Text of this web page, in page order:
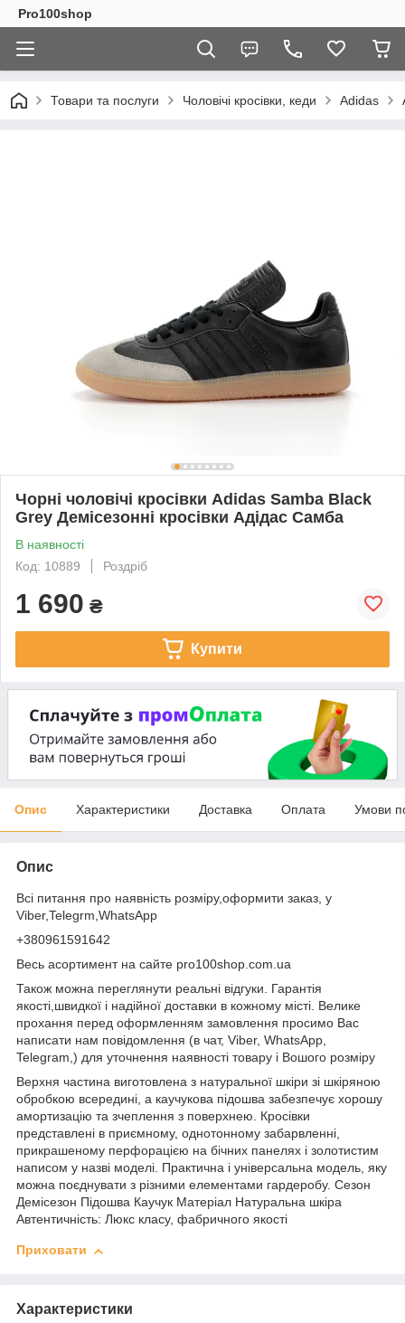
Pro100shop
Товари та послуги Чоловічі кросівки, кеди Adidas
Чорні чоловічі кросівки Adidas Samba Black
Grey Демісезонні кросівки Адідас Самба
В наявності
Код: 10889
Роздріб
1 690 ₴
Купити
Опис Характеристики Доставка Оплата Умови
Опис
Всі питання про наявність розміру,оформити заказ, у
Viber,Telegrm,WhatsApp
+380961591642
Весь асортимент на сайте pro100shop.com.ua
Також можна переглянути реальні відгуки. Гарантія
якості,швидкої і надійної доставки в кожному місті. Велике
прохання перед оформленням замовлення просимо Вас
написати нам повідомлення (в чат, Viber, WhatsApp,
Telegram,) для уточнення наявності товару і Вошого розміру
Верхня частина виготовлена з натуральної шкіри зі шкіряною
обробкою всередині, а каучукова підошва забезпечує хорошу
амортизацію та зчеплення з поверхнею. Кросівки
представлені в приємному, однотонному забарвленні,
прикрашеному перфорацією на бічних панелях і золотистим
написом у назві моделі. Практична і універсальна модель, яку
можна поєднувати з різними елементами гардеробу. Сезон
Демісезон Підошва Каучук Матеріал Натуральна шкіра
Автентичність: Люкс класу, фабричного якості
Приховати
Характеристики